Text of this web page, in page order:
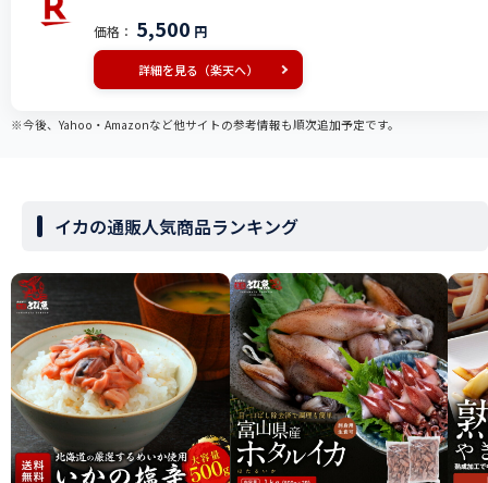
価格： 5,500 円
詳細を見る（楽天へ）
※今後、Yahoo・Amazonなど他サイトの参考情報も順次追加予定です。
イカの通販人気商品ランキング